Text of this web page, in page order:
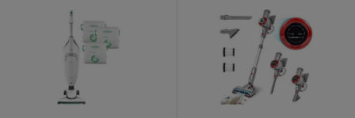
e Nero
Garanzia di 24 Mesi